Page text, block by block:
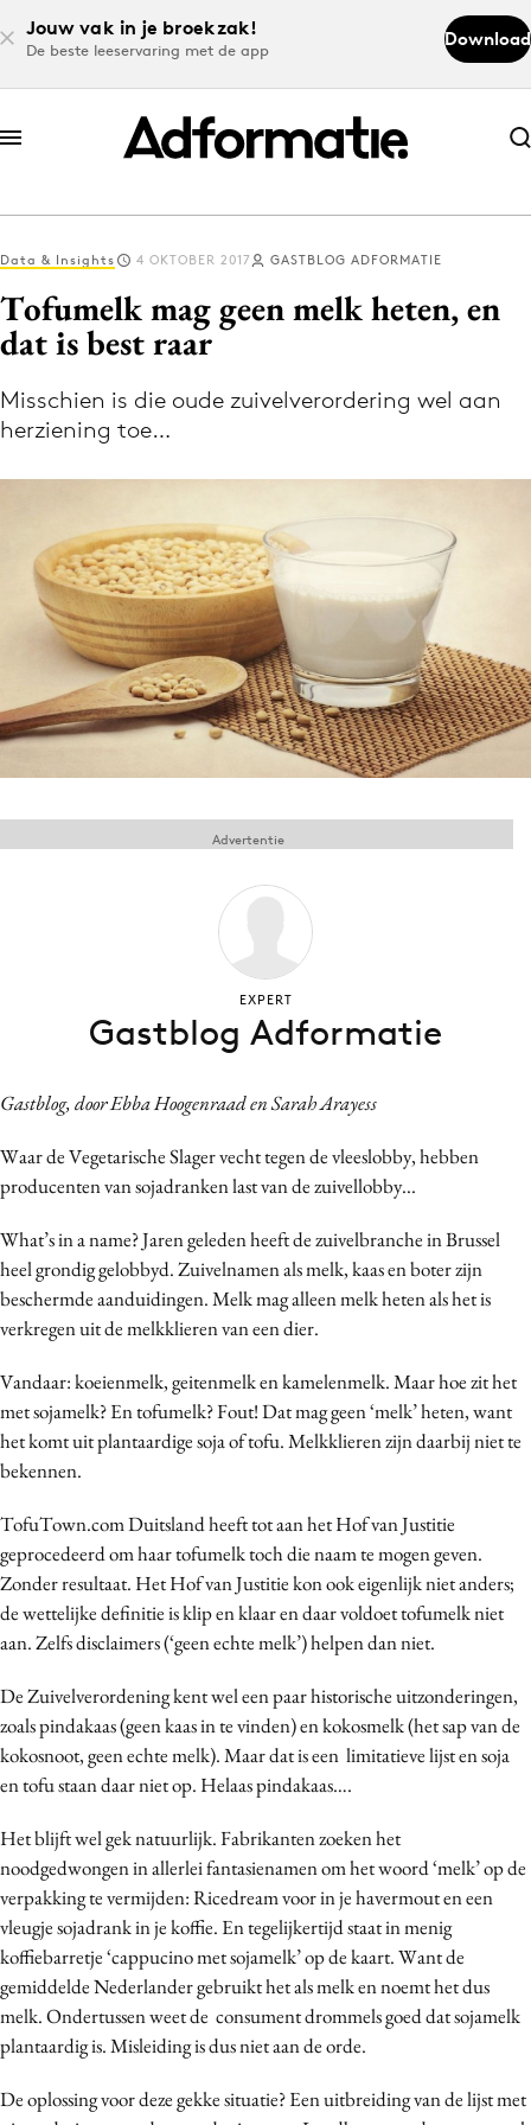
Jouw vak in je broekzak!
De beste leeservaring met de app
Download
Abonneer nu
Abonneer nu
Log in
Volg het laatste nieuws via de Adformatie
Menu
9 sept: GenAI-training
12 nov: MarketingLive!
Adverteren
Events
Opleidingen
Artificial Intelligence
Campagnes
Carriere
Contentmarketing
Craft
Customer Experience
Data & Insights
Design
Digital transformation
Diversiteit
Effectiviteit
Gedragsverandering
Influencer marketing
Interne communicatie
Martech
Media
Merkstrategie
PR
Programmatic
Purpose Marketing
Reputatie & crisis
Data & Insights 4 OKTOBER 2017 GASTBLOG ADFORMATIE
Tofumelk mag geen melk heten, en
dat is best raar
Misschien is die oude zuivelverordering wel aan
herziening toe…
Gastblog, door Ebba Hoogenraad en Sarah Arayess
Waar de Vegetarische Slager vecht tegen de vleeslobby, hebben
producenten van sojadranken last van de zuivellobby...
What’s in a name? Jaren geleden heeft de zuivelbranche in Brussel
heel grondig gelobbyd. Zuivelnamen als melk, kaas en boter zijn
beschermde aanduidingen. Melk mag alleen melk heten als het is
verkregen uit de melkklieren van een dier.
Vandaar: koeienmelk, geitenmelk en kamelenmelk. Maar hoe zit het
met sojamelk? En tofumelk? Fout! Dat mag geen ‘melk’ heten, want
het komt uit plantaardige soja of tofu. Melkklieren zijn daarbij niet te
bekennen.
TofuTown.com Duitsland heeft tot aan het Hof van Justitie
geprocedeerd om haar tofumelk toch die naam te mogen geven.
Zonder resultaat. Het Hof van Justitie kon ook eigenlijk niet anders;
de wettelijke definitie is klip en klaar en daar voldoet tofumelk niet
aan. Zelfs disclaimers (‘geen echte melk’) helpen dan niet.
De Zuivelverordening kent wel een paar historische uitzonderingen,
zoals pindakaas (geen kaas in te vinden) en kokosmelk (het sap van de
kokosnoot, geen echte melk). Maar dat is een limitatieve lijst en soja
en tofu staan daar niet op. Helaas pindakaas….
Het blijft wel gek natuurlijk. Fabrikanten zoeken het
noodgedwongen in allerlei fantasienamen om het woord ‘melk’ op de
verpakking te vermijden: Ricedream voor in je havermout en een
vleugje sojadrank in je koffie. En tegelijkertijd staat in menig
koffiebarretje ‘cappucino met sojamelk’ op de kaart. Want de
gemiddelde Nederlander gebruikt het als melk en noemt het dus
melk. Ondertussen weet de consument drommels goed dat sojamelk
plantaardig is. Misleiding is dus niet aan de orde.
De oplossing voor deze gekke situatie? Een uitbreiding van de lijst met
Advertentie
EXPERT
Gastblog Adformatie